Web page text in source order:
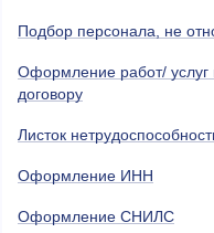
Подбор персонала, не
Оформление работ/ услуг
договору
Листок
Оформление ИНН
Оформление СНИЛС